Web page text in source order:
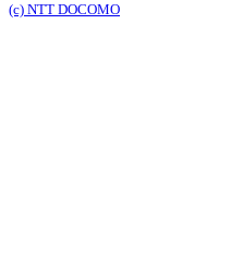
(c) NTT DOCOMO